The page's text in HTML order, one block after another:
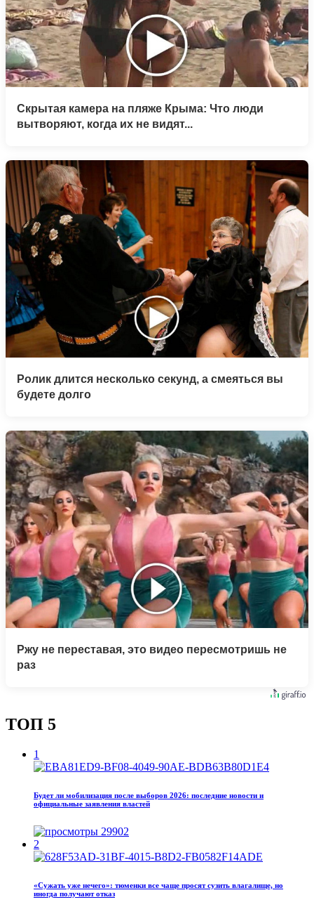
Скрытая камера на пляже Крыма: Что люди
вытворяют, когда их не видят...
Ролик длится несколько секунд, а смеяться вы
будете долго
Ржу не переставая, это видео пересмотришь не
раз
ТОП 5
1
Будет ли мобилизация после выборов 2026: последние новости и
официальные заявления властей
29902
2
«Сужать уже нечего»: тюменки все чаще просят сузить влагалище, но
иногда получают отказ